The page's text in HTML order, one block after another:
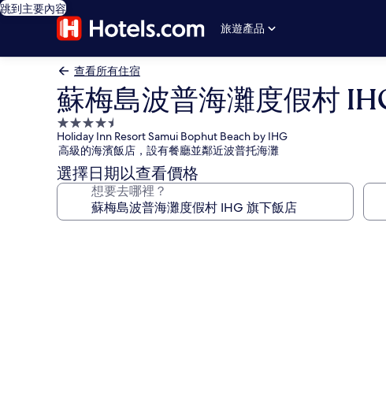
跳到主要內容
旅遊產品
查看所有住宿
蘇梅島波普海灘度假村
4.5
星
級
住
宿
Holiday Inn Resort Samui Bophut Beach by IHG
高級的海濱飯店，設有餐廳並鄰近波普托海灘
選擇日期以查看價格
想要去哪裡？